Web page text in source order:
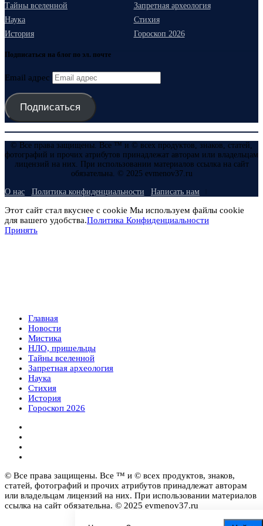
Тайны вселенной
Запретная археология
Наука
Стихия
История
Гороскоп 2026
Подписаться на блог по эл. почте
Email адрес
Подписаться
© Все права защищены. Все ™ и © всех продуктов, знаков, статей,
фотографий и прочих атрибутов принадлежат авторам или владельцам
лицензий на них. При использовании материалов ссылка на сайт
обязательна. © 2025 evmenov37.ru
О нас Политика конфиденциальности Написать нам
Этот сайт стал вкуснее с cookie Мы используем файлы cookie
для вашего удобства.Политика Конфиденциальности
Принять
Главная
Новости
Мистика
НЛО, пришельцы
Тайны вселенной
Запретная археология
Наука
Стихия
История
Гороскоп 2026
© Все права защищены. Все ™ и © всех продуктов, знаков,
статей, фотографий и прочих атрибутов принадлежат авторам
или владельцам лицензий на них. При использовании материалов
ссылка на сайт обязательна. © 2025 evmenov37.ru